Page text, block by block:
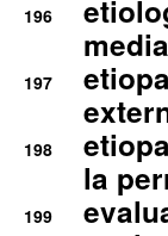
196
media
197
198
la
199